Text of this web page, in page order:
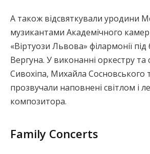
А також відсвяткували уродини
музикантами Академічного
«Віртуози Львова» філармонії
Вергуна. У виконанні оркестру та
Сивохіпа, Михайла Сосновського
прозвучали наповнені світлом і
композитора.
Family Concerts